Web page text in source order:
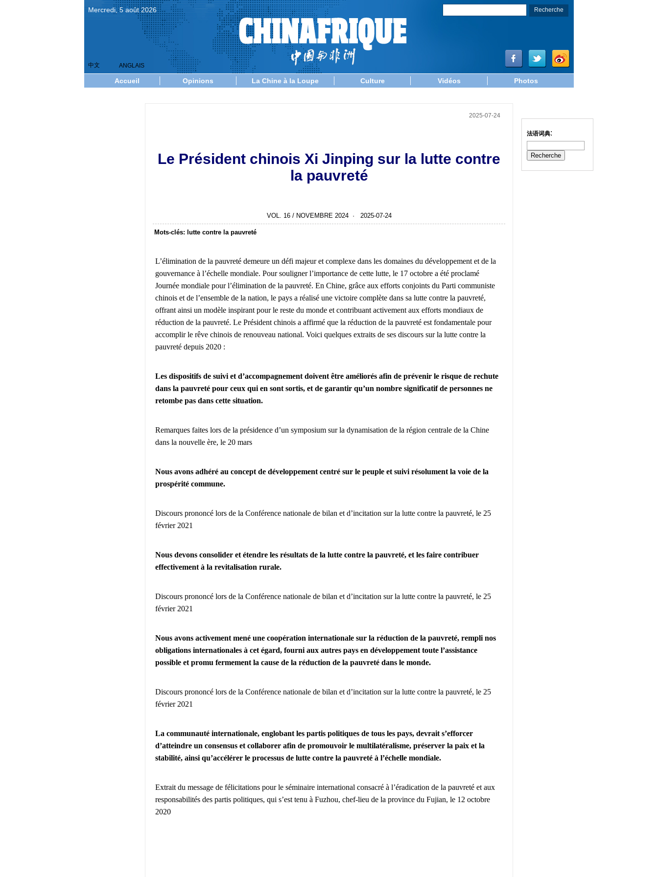
法语词典:
Mercredi, 5 août 2026
中文 ANGLAIS
Accueil Opinions La Chine à la Loupe Culture Vidéos Photos
2025-07-24
Le Président chinois Xi Jinping sur la lutte contre
la pauvreté
VOL. 16 / NOVEMBRE 2024 · 2025-07-24
Mots-clés: lutte contre la pauvreté
L’élimination de la pauvreté demeure un défi majeur et complexe dans les domaines du développement et de la
gouvernance à l’échelle mondiale. Pour souligner l’importance de cette lutte, le 17 octobre a été proclamé
Journée mondiale pour l’élimination de la pauvreté. En Chine, grâce aux efforts conjoints du Parti communiste
chinois et de l’ensemble de la nation, le pays a réalisé une victoire complète dans sa lutte contre la pauvreté,
offrant ainsi un modèle inspirant pour le reste du monde et contribuant activement aux efforts mondiaux de
réduction de la pauvreté. Le Président chinois a affirmé que la réduction de la pauvreté est fondamentale pour
accomplir le rêve chinois de renouveau national. Voici quelques extraits de ses discours sur la lutte contre la
pauvreté depuis 2020 :
Les dispositifs de suivi et d’accompagnement doivent être améliorés afin de prévenir le risque de rechute
dans la pauvreté pour ceux qui en sont sortis, et de garantir qu’un nombre significatif de personnes ne
retombe pas dans cette situation.
Remarques faites lors de la présidence d’un symposium sur la dynamisation de la région centrale de la Chine
dans la nouvelle ère, le 20 mars
Nous avons adhéré au concept de développement centré sur le peuple et suivi résolument la voie de la
prospérité commune.
Discours prononcé lors de la Conférence nationale de bilan et d’incitation sur la lutte contre la pauvreté, le 25
février 2021
Nous devons consolider et étendre les résultats de la lutte contre la pauvreté, et les faire contribuer
effectivement à la revitalisation rurale.
Discours prononcé lors de la Conférence nationale de bilan et d’incitation sur la lutte contre la pauvreté, le 25
février 2021
Nous avons activement mené une coopération internationale sur la réduction de la pauvreté, rempli nos
obligations internationales à cet égard, fourni aux autres pays en développement toute l’assistance
possible et promu fermement la cause de la réduction de la pauvreté dans le monde.
Discours prononcé lors de la Conférence nationale de bilan et d’incitation sur la lutte contre la pauvreté, le 25
février 2021
La communauté internationale, englobant les partis politiques de tous les pays, devrait s’efforcer
d’atteindre un consensus et collaborer afin de promouvoir le multilatéralisme, préserver la paix et la
stabilité, ainsi qu’accélérer le processus de lutte contre la pauvreté à l’échelle mondiale.
Extrait du message de félicitations pour le séminaire international consacré à l’éradication de la pauvreté et aux
responsabilités des partis politiques, qui s’est tenu à Fuzhou, chef-lieu de la province du Fujian, le 12 octobre
2020